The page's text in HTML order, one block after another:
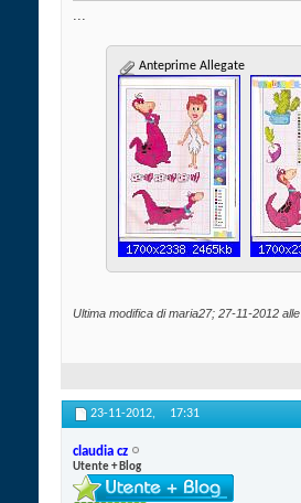
...
Anteprime Allegate
Ultima modifica di maria27; 27-11-2012 alle
23-11-2012, 17:31
claudia cz
Utente + Blog